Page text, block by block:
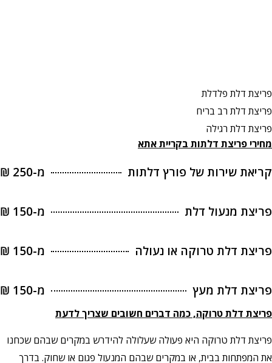
פריצת דלת פלדלת
פריצת דלת רב בריח
פריצת דלת רגילה
מחירי פריצת דלתות בקריית אתא
קריאת שירות של פורץ דלתות מ-250 ₪
פריצת מנעול דלת מ-150 ₪
פריצת דלת טרוקה או נעולה מ-150 ₪
פריצת דלת מעץ מ-150 ₪
פריצת דלת טרוקה, כמה דברים חשובים שצריך לדעת
פריצת דלת טרוקה היא פעולה שעלולה להידרש במקרים שבהם שכחנו
את המפתחות בבית, או במקרים שבהם המנעול פגום או שחוק. בדרך